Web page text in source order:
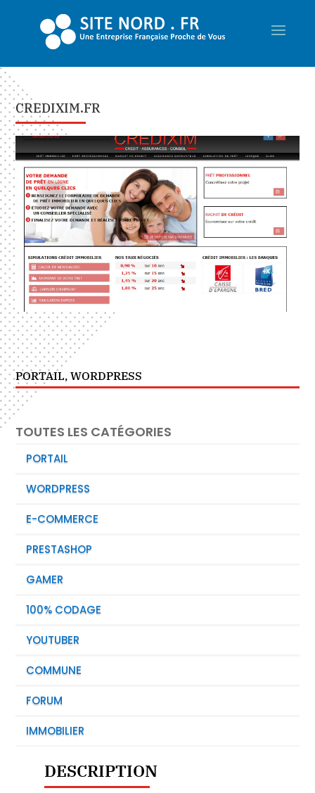
CREDIXIM.FR
PORTAIL,WORDPRESS
TOUTES LES CATÉGORIES
PORTAIL
WORDPRESS
E-COMMERCE
PRESTASHOP
GAMER
100% CODAGE
YOUTUBER
COMMUNE
FORUM
IMMOBILIER
DESCRIPTION